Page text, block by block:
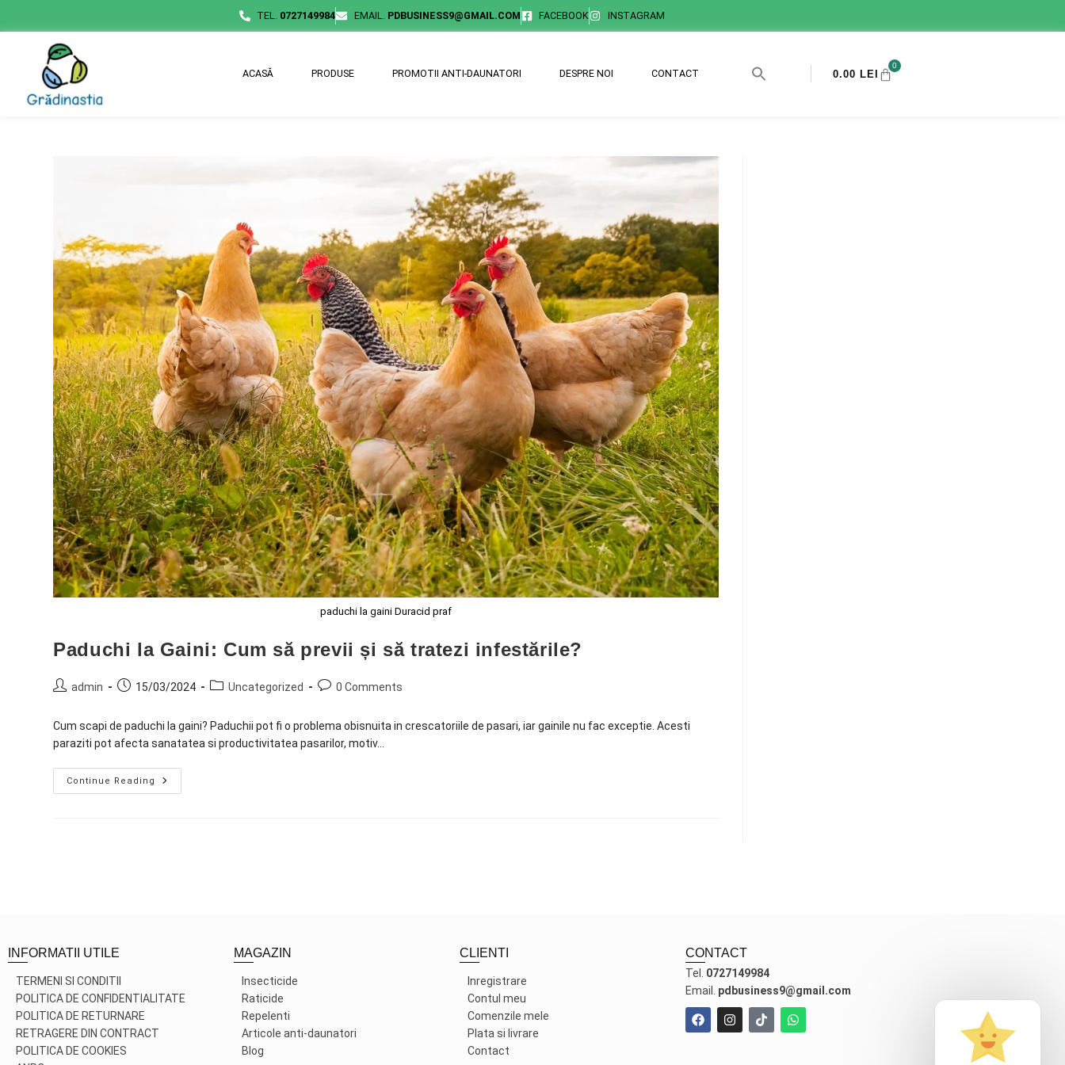
TEL. 0727149984 EMAIL. PDBUSINESS9@GMAIL.COM FACEBOOK INSTAGRAM
ACASĂ PRODUSE PROMOTII ANTI-DAUNATORI DESPRE NOI CONTACT 0.00 LEI
0
paduchi la gaini Duracid praf
Paduchi la Gaini: Cum să previi și să tratezi infestările?
admin 15/03/2024 Uncategorized 0 Comments
Cum scapi de paduchi la gaini? Paduchii pot fi o problema obisnuita in crescatoriile de pasari, iar gainile nu fac exceptie. Acesti
paraziti pot afecta sanatatea si productivitatea pasarilor, motiv…
Continue Reading
INFORMATII UTILE
TERMENI SI CONDITII
POLITICA DE CONFIDENTIALITATE
POLITICA DE RETURNARE
RETRAGERE DIN CONTRACT
POLITICA DE COOKIES
MAGAZIN
Insecticide
Raticide
Repelenti
Articole anti-daunatori
Blog
CLIENTI
Inregistrare
Contul meu
Comenzile mele
Plata si livrare
Contact
CONTACT
Tel. 0727149984
Email. pdbusiness9@gmail.com